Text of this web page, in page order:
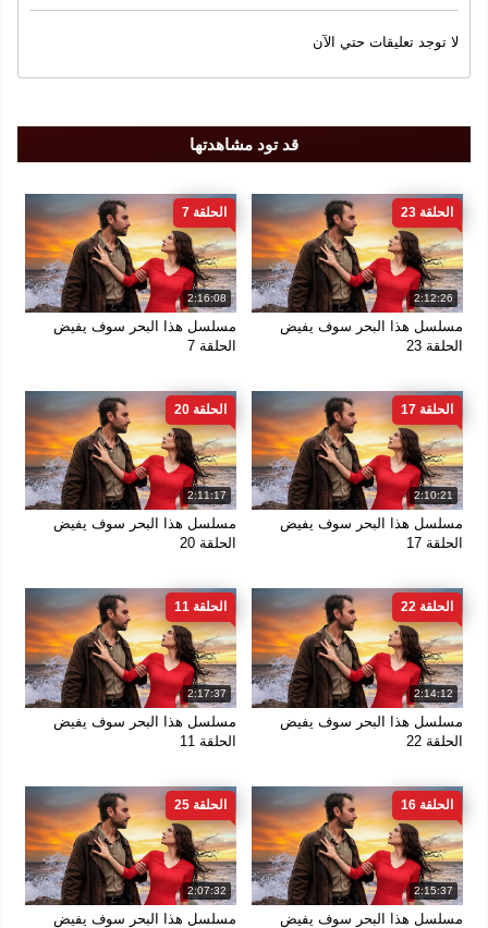
FULL DH 1080
لا توجد تعليقات حتي الآن
قد تود مشاهدتها
2:12:26
الحلقة 23
مسلسل هذا البحر سوف يفيض
الحلقة 23
2:16:08
الحلقة 7
مسلسل هذا البحر سوف يفيض
الحلقة 7
2:10:21
الحلقة 17
مسلسل هذا البحر سوف يفيض
الحلقة 17
2:11:17
الحلقة 20
مسلسل هذا البحر سوف يفيض
الحلقة 20
2:14:12
الحلقة 22
مسلسل هذا البحر سوف يفيض
الحلقة 22
2:17:37
الحلقة 11
مسلسل هذا البحر سوف يفيض
الحلقة 11
2:15:37
الحلقة 16
مسلسل هذا البحر سوف يفيض
2:07:32
الحلقة 25
مسلسل هذا البحر سوف يفيض